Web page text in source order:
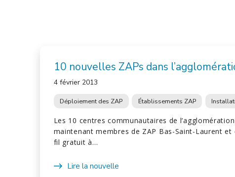
10 nouvelles ZAPs dans
4 février 2013
Déploiement des ZAP Établissements ZAP
Les 10 centres communautaires de
maintenant membres de ZAP Bas-Saint-Laurent et
fil gratuit à…
Lire la nouvelle